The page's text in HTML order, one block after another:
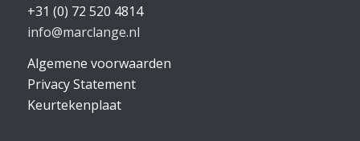
+31 (0) 72 520 4814
info@marclange.nl
Algemene voorwaarden
Privacy Statement
Keurtekenplaat